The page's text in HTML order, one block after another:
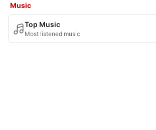
Music
Top Music
Most listened music